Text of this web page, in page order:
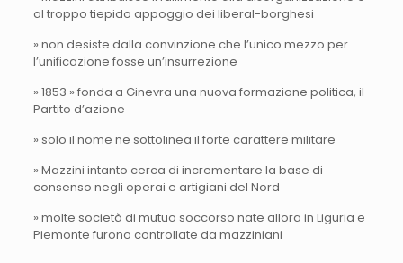
al troppo tiepido appoggio dei liberal-borghesi
» non desiste dalla convinzione che l’unico mezzo per
l’unificazione fosse un’insurrezione
» 1853 » fonda a Ginevra una nuova formazione politica, il
Partito d’azione
» solo il nome ne sottolinea il forte carattere militare
» Mazzini intanto cerca di incrementare la base di
consenso negli operai e artigiani del Nord
» molte società di mutuo soccorso nate allora in Liguria e
Piemonte furono controllate da mazziniani